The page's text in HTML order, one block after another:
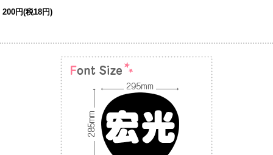
200円(税18円)